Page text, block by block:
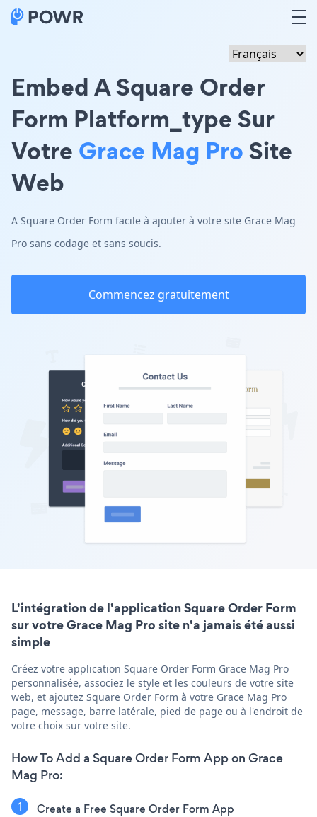
Embed A Square Order
Form Platform_type Sur
Votre Grace Mag ProSite
Web
A Square Order Form facile à ajouter à votre site Grace Mag
Pro sans codage et sans soucis.
Commencez gratuitement
L'intégration de l'application Square Order Form
sur votre Grace Mag Pro site n'a jamais été aussi
simple
Créez votre application Square Order Form Grace Mag Pro
personnalisée, associez le style et les couleurs de votre site
web, et ajoutez Square Order Form à votre Grace Mag Pro
page, message, barre latérale, pied de page ou à l'endroit de
votre choix sur votre site.
How To Add a Square Order Form App on Grace
Mag Pro:
Create a Free Square Order Form App